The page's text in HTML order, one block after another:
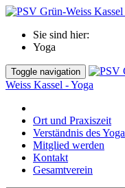
Sie sind hier:
Yoga
Toggle navigation
Weiss Kassel - Yoga
Ort und Praxiszeit
Verständnis des Yoga
Mitglied werden
Kontakt
Gesamtverein